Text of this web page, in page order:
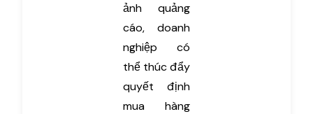
ảnh quảng
cáo, doanh
nghiệp có
thể thúc đẩy
quyết định
mua hàng